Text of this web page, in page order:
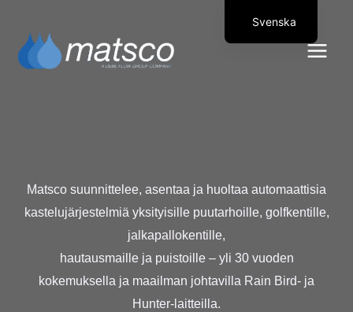
Matsco suunnittelee, asentaa ja huoltaa automaattisia
kastelujärjestelmiä yksityisille puutarhoille, golfkentille,
jalkapallokentille,
hautausmaille ja puistoille – yli 30 vuoden
kokemuksella ja maailman johtavilla Rain Bird- ja
Hunter-laitteilla.
Svenska
Suomi